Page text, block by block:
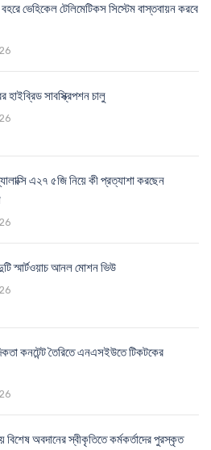
ভেহিকেল টেলিমেটিকস সিস্টেম বাস্তবায়ন করবে
হাইব্রিড সাবস্ক্রিপশন চালু
এ২৭ ৫জি নিয়ে কী প্রত্যাশা করছেন
স্মার্টওয়াচ আনল মোশন ভিউ
কনটেন্ট তৈরিতে এনএসইউতে টিকটকের
বিশেষ অবদানের স্বীকৃতিতে কর্মকর্তাদের পুরস্কৃত